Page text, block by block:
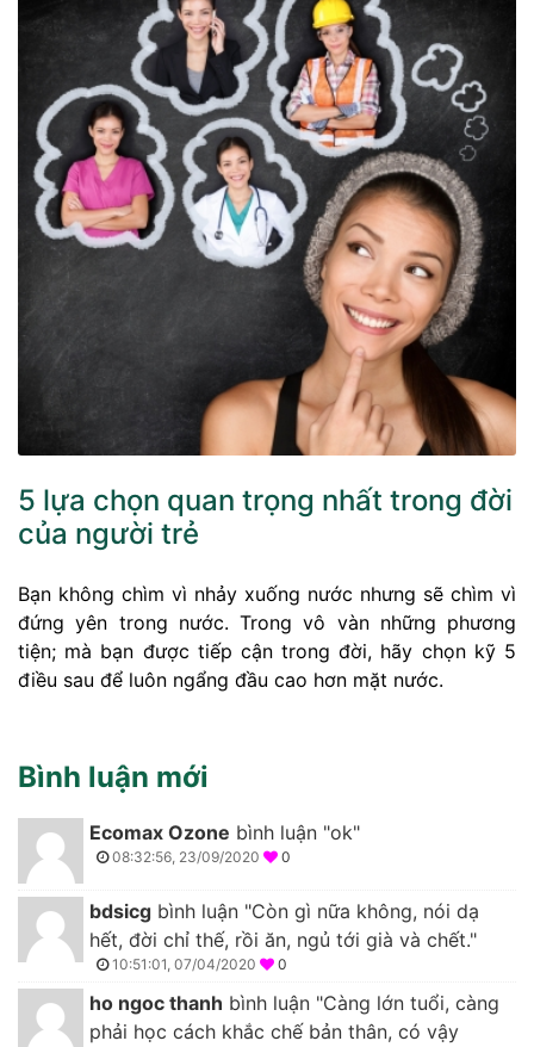
5 lựa chọn quan trọng nhất trong đời
của người trẻ
Bạn không chìm vì nhảy xuống nước nhưng sẽ chìm vì
đứng yên trong nước. Trong vô vàn những phương
tiện; mà bạn được tiếp cận trong đời, hãy chọn kỹ 5
điều sau để luôn ngẩng đầu cao hơn mặt nước.
Bình luận mới
Ecomax Ozone bình luận "ok"
08:32:56, 23/09/2020 0
bdsicg bình luận "Còn gì nữa không, nói dạ
hết, đời chỉ thế, rồi ăn, ngủ tới già và chết."
10:51:01, 07/04/2020 0
ho ngoc thanh bình luận "Càng lớn tuổi, càng
phải học cách khắc chế bản thân, có vậy